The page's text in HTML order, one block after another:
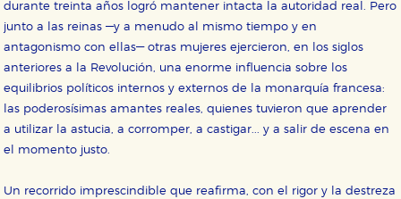
durante treinta años logró mantener intacta la autoridad real. Pero
junto a las reinas —y a menudo al mismo tiempo y en
antagonismo con ellas— otras mujeres ejercieron, en los siglos
anteriores a la Revolución, una enorme influencia sobre los
equilibrios políticos internos y externos de la monarquía francesa:
las poderosísimas amantes reales, quienes tuvieron que aprender
a utilizar la astucia, a corromper, a castigar... y a salir de escena en
el momento justo.
Un recorrido imprescindible que reafirma, con el rigor y la destreza